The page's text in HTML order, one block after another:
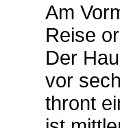
Am
Reise
Der
vor
thront